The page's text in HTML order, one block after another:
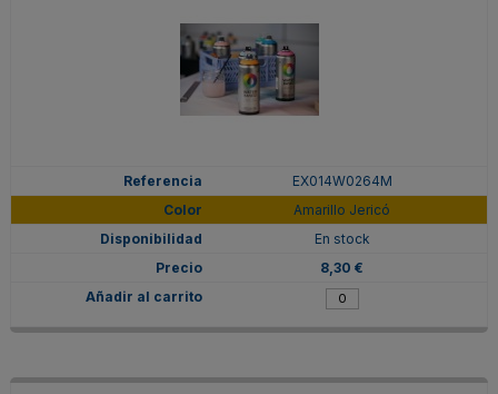
EX014W0264M
Amarillo Jericó
En stock
8,30 €